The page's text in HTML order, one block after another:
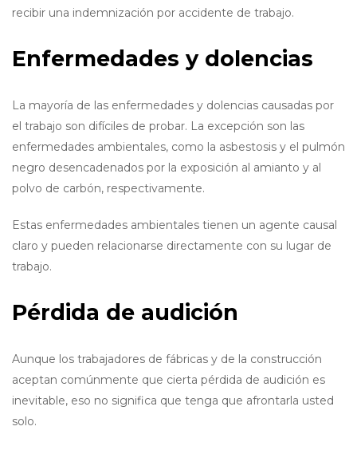
recibir una indemnización por accidente de trabajo.
Enfermedades y dolencias
La mayoría de las enfermedades y dolencias causadas por
el trabajo son difíciles de probar. La excepción son las
enfermedades ambientales, como la asbestosis y el pulmón
negro desencadenados por la exposición al amianto y al
polvo de carbón, respectivamente.
Estas enfermedades ambientales tienen un agente causal
claro y pueden relacionarse directamente con su lugar de
trabajo.
Pérdida de audición
Aunque los trabajadores de fábricas y de la construcción
aceptan comúnmente que cierta pérdida de audición es
inevitable, eso no significa que tenga que afrontarla usted
solo.